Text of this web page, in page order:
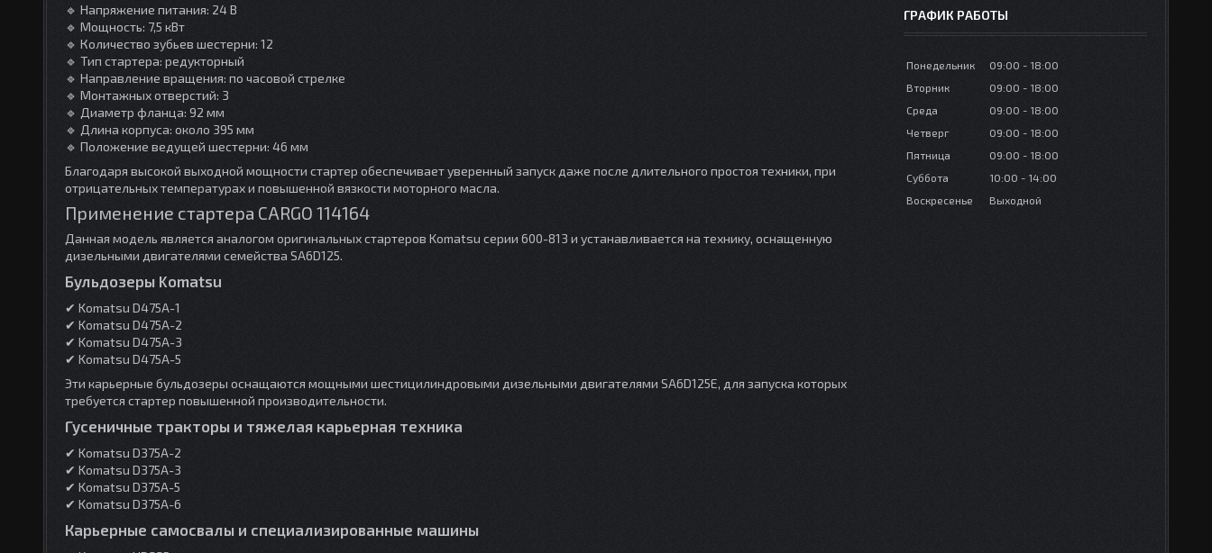
🔹 Напряжение питания: 24 В
🔹 Мощность: 7,5 кВт
🔹 Количество зубьев шестерни: 12
🔹 Тип стартера: редукторный
🔹 Направление вращения: по часовой стрелке
🔹 Монтажных отверстий: 3
🔹 Диаметр фланца: 92 мм
🔹 Длина корпуса: около 395 мм
🔹 Положение ведущей шестерни: 46 мм
Благодаря высокой выходной мощности стартер обеспечивает уверенный запуск даже после длительного простоя техники, при
отрицательных температурах и повышенной вязкости моторного масла.
Применение стартера CARGO 114164
Данная модель является аналогом оригинальных стартеров Komatsu серии 600-813 и устанавливается на технику, оснащенную
дизельными двигателями семейства SA6D125.
Бульдозеры Komatsu
✔ Komatsu D475A-1
✔ Komatsu D475A-2
✔ Komatsu D475A-3
✔ Komatsu D475A-5
Эти карьерные бульдозеры оснащаются мощными шестицилиндровыми дизельными двигателями SA6D125E, для запуска которых
требуется стартер повышенной производительности.
Гусеничные тракторы и тяжелая карьерная техника
✔ Komatsu D375A-2
✔ Komatsu D375A-3
✔ Komatsu D375A-5
✔ Komatsu D375A-6
Карьерные самосвалы и специализированные машины
ГРАФИК РАБОТЫ
Понедельник 09:00
18:00
Вторник
09:00
18:00
Среда
09:00
18:00
Четверг
09:00
18:00
Пятница
09:00
18:00
Суббота
10:00
14:00
Воскресенье
Выходной